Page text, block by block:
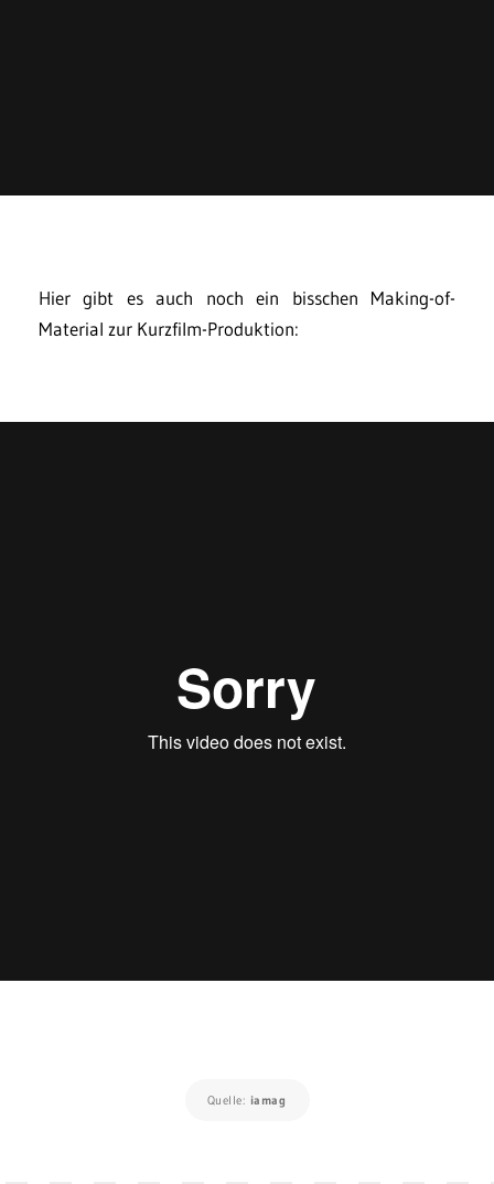
Hier gibt es auch noch ein bisschen Making-of-
Material zur Kurzfilm-Produktion:
Quelle: iamag